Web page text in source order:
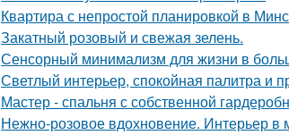
Квартира с непростой планировкой в
Закатный розовый и свежая зелень.
Сенсорный минимализм для жизни в
Светлый интерьер, спокойная палитра и
Мастер - спальня с собственной
Нежно-розовое вдохновение. Интерьер в